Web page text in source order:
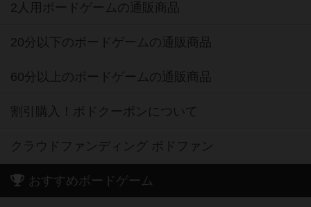
2人用ボードゲームの通販商品
20分以下のボードゲームの通販商品
60分以上のボードゲームの通販商品
割引購入！ボドクーポンについて
クラウドファンディング ボドファン
おすすめボードゲーム